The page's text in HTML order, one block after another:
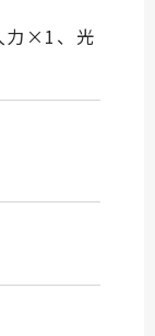
力×1、光